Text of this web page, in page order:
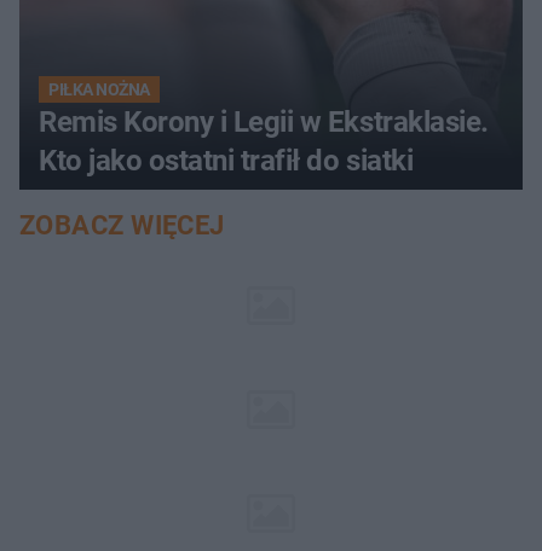
PIŁKA NOŻNA
Remis Korony i Legii w Ekstraklasie.
Kto jako ostatni trafił do siatki
ZOBACZ WIĘCEJ